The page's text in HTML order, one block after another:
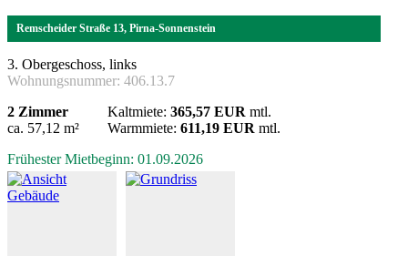
Remscheider Straße 13, Pirna-Sonnenstein
3. Obergeschoss, links
Wohnungsnummer: 406.13.7
2 Zimmer
ca. 57,12 m²
Kaltmiete: 365,57 EUR mtl.
Warmmiete: 611,19 EUR mtl.
Frühester Mietbeginn: 01.09.2026